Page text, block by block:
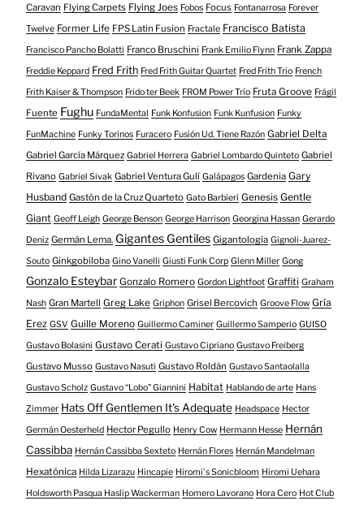
Caravan Flying Carpets Flying Joes Fobos Focus Fontanarrosa Forever
Twelve Former Life FPS Latin Fusion Fractale Francisco Batista
Francisco Pancho Bolatti Franco Bruschini Frank Emilio Flynn Frank Zappa
Freddie Keppard Fred Frith Fred Frith Guitar Quartet Fred Frith Trio French
Frith Kaiser & Thompson Frido ter Beek FROM Power Trío Fruta Groove Frágil
Fuente Fughu FundaMental Funk Konfusion Funk Kunfusion Funky
FunMachine Funky Torinos Furacero Fusión Ud. Tiene Razón Gabriel Delta
Gabriel García Márquez Gabriel Herrera Gabriel Lombardo Quinteto Gabriel
Rivano Gabriel Sivak Gabriel Ventura Gulí Galápagos Gardenia Gary
Husband Gastón de la Cruz Quarteto Gato Barbieri Genesis Gentle
Giant Geoff Leigh George Benson George Harrison Georgina Hassan Gerardo
Deniz Germán Lema. Gigantes Gentiles Gigantología Gignoli-Juarez-
Souto Ginkgobiloba Gino Vanelli Giusti Funk Corp Glenn Miller Gong
Gonzalo Esteybar Gonzalo Romero Gordon Lightfoot Graffiti Graham
Nash Gran Martell Greg Lake Griphon Grisel Bercovich Groove Flow Gría
Erez GSV Guille Moreno Guillermo Caminer Guillermo Samperio GUISO
Gustavo Bolasini Gustavo Cerati Gustavo Cipriano Gustavo Freiberg
Gustavo Musso Gustavo Nasuti Gustavo Roldán Gustavo Santaolalla
Gustavo Scholz Gustavo “Lobo” Giannini Habitat Hablando de arte Hans
Zimmer Hats Off Gentlemen It's Adequate Headspace Hector
Germán Oesterheld Hector Pegullo Henry Cow Hermann Hesse Hernán
Cassibba Hernán Cassibba Sexteto Hernán Flores Hernán Mandelman
Hexatónica Hilda Lizarazu Hincapie Hiromi's Sonicbloom Hiromi Uehara
Holdsworth Pasqua Haslip Wackerman Homero Lavorano Hora Cero Hot Club